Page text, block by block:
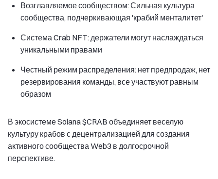
Возглавляемое сообществом: Сильная культура
сообщества, подчеркивающая 'крабий менталитет'
Система Crab NFT: держатели могут наслаждаться
уникальными правами
Честный режим распределения: нет предпродаж, нет
резервирования команды, все участвуют равным
образом
В экосистеме Solana $CRAB объединяет веселую
культуру крабов с децентрализацией для создания
активного сообщества Web3 в долгосрочной
перспективе.